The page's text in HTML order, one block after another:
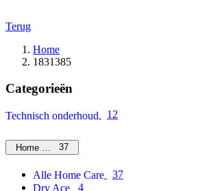
Terug
Home
1831385
Categorieën
Technisch onderhoud 12
Home Care37
Alle Home Care
37
Dry Ace
4